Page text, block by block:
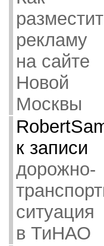
рекламу
на сайте
Новой
Москвы
к записи
дорожно-
ситуация
в ТиНАО